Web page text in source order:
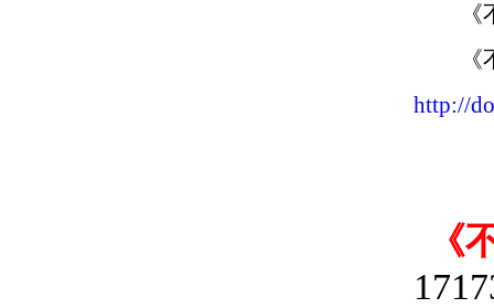
《不
《不
http://
《